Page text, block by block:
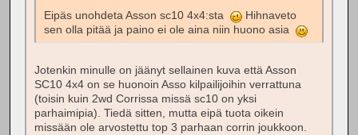
Eipäs unohdeta Asson sc10 4x4:sta
Hihnaveto
sen olla pitää ja paino ei ole aina niin huono asia
Jotenkin minulle on jäänyt sellainen kuva että Asson
SC10 4x4 on se huonoin Asso kilpailijoihin verrattuna
(toisin kuin 2wd Corrissa missä sc10 on yksi
parhaimipia). Tiedä sitten, mutta eipä tuota oikein
missään ole arvostettu top 3 parhaan corrin joukkoon.